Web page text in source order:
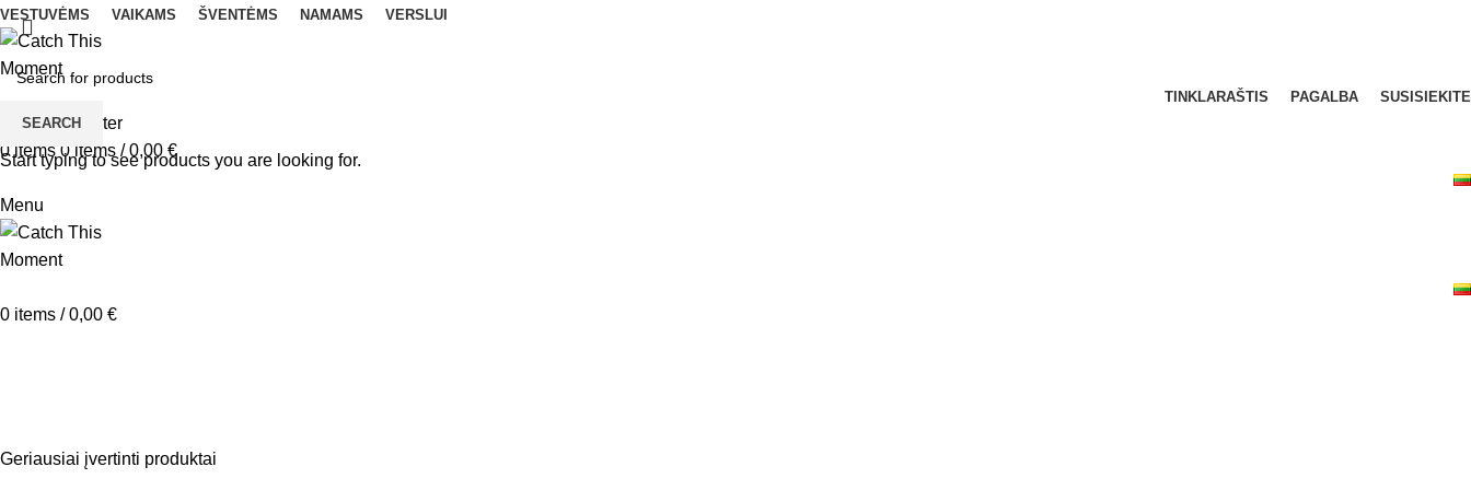
VESTUVĖMS VAIKAMS ŠVENTĖMS NAMAMS VERSLUI
TINKLARAŠTIS PAGALBA SUSISIEKITE
Login / Register
0items 0 items / 0,00 €
Menu
0 items / 0,00 €
Geriausiai įvertinti produktai
SEARCH
Start typing to see products you are looking for.